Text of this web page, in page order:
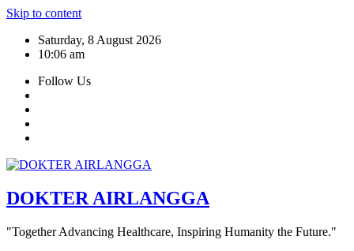
Skip to content
Saturday, 8 August 2026
10:06 am
Follow Us
DOKTER AIRLANGGA
"Together Advancing Healthcare, Inspiring Humanity the Future."